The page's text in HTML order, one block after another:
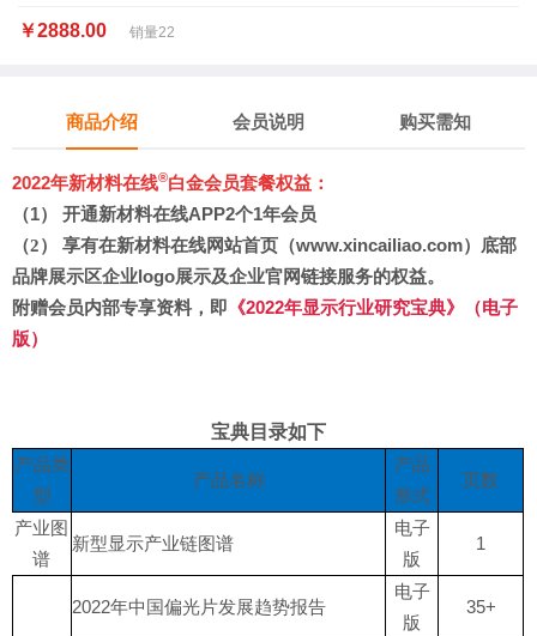
￥2888.00 销量22
商品介绍 会员说明 购买需知
2022年新材料在线®白金会员套餐权益：
（1） 开通新材料在线APP2个1年会员
（2） 享有在新材料在线网站首页（www.xincailiao.com）底部
品牌展示区企业logo展示及企业官网链接服务的权益。
附赠会员内部专享资料，即 《2022年显示行业研究宝典》
（电子
版）
宝典目录如下
产品类
型
产品名称
产品
形式
页数
产业图
谱
新型显示产业链图谱
电子
版
1
2022年中国偏光片发展趋势报告
电子
版
35+